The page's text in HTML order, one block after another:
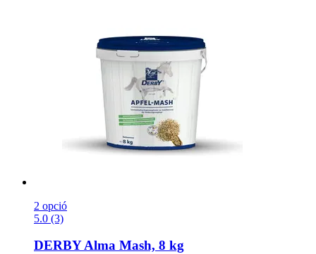
2 opció
5.0 (3)
DERBYAlma Mash, 8 kg